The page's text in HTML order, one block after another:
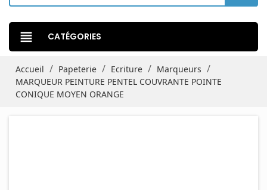
view_headline CATÉGORIES
Accueil Papeterie Ecriture
Marqueurs
MARQUEUR PEINTURE PENTEL COUVRANTE POINTE
CONIQUE MOYEN ORANGE